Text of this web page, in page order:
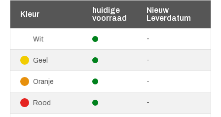
Kleur
huidige
voorraad
Nieuw
Leverdatum
Wit -
Geel -
Oranje -
Rood -